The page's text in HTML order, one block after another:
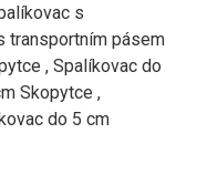
s
transportním pásem
, Spalíkovac do
Skopytce ,
do 5 cm